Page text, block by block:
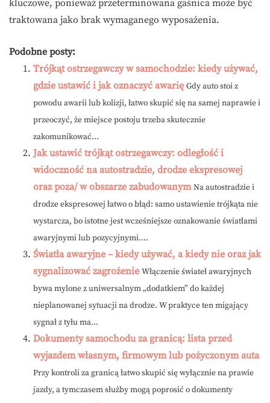
kluczowe, ponieważ przeterminowana gaśnica może być
traktowana jako brak wymaganego wyposażenia.
Podobne posty:
Trójkąt ostrzegawczy w samochodzie: kiedy używać,
gdzie ustawić i jak oznaczyć awarię Gdy auto stoi z
powodu awarii lub kolizji, łatwo skupić się na samej naprawie i
przeoczyć, że miejsce postoju trzeba skutecznie
zakomunikować...
Jak ustawić trójkąt ostrzegawczy: odległość i
widoczność na autostradzie, drodze ekspresowej
oraz poza/ w obszarze zabudowanym Na autostradzie i
drodze ekspresowej łatwo o błąd: samo ustawienie trójkąta nie
wystarcza, bo istotne jest wcześniejsze oznakowanie światłami
awaryjnymi lub pozycyjnymi....
Światła awaryjne – kiedy używać, a kiedy nie oraz jak
sygnalizować zagrożenie Włączenie świateł awaryjnych
bywa mylone z uniwersalnym „dodatkiem” do każdej
nieplanowanej sytuacji na drodze. W praktyce ten migający
sygnał z tyłu ma...
Dokumenty samochodu za granicą: lista przed
wyjazdem własnym, firmowym lub pożyczonym auta
Przy kontroli za granicą łatwo skupić się wyłącznie na prawie
jazdy, a tymczasem służby mogą poprosić o dokumenty